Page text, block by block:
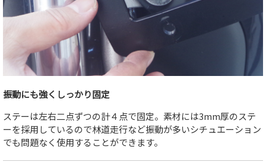
振動にも強くしっかり固定
ステーは左右二点ずつの計４点で固定。素材には3mm厚のステ
ーを採用しているので林道走行など振動が多いシチュエーション
でも問題なく使用することができます。